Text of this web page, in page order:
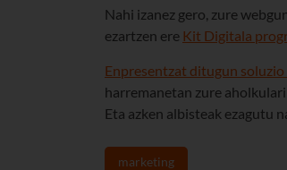
Nahi izanez gero, zure
ezartzen ere Kit Digitala
Enpresentzat ditugun
harremanetan zure
Eta azken albisteak ezagutu
marketing